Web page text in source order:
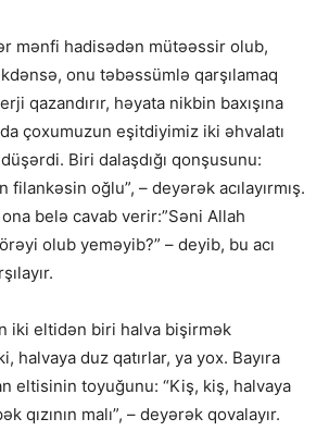
mənfi hadisədən mütəəssir olub,
onu təbəssümlə qarşılamaq
qazandırır, həyata nikbin baxışına
çoxumuzun eşitdiyimiz iki əhvalatı
Biri dalaşdığı qonşusunu:
filankəsin oğlu”, – deyərək acılayırmış.
belə cavab verir:”Səni Allah
olub yeməyib?” – deyib, bu acı
iki eltidən biri halva bişirmək
halvaya duz qatırlar, ya yox. Bayıra
eltisinin toyuğunu: “Kiş, kiş, halvaya
qızının malı”, – deyərək qovalayır.